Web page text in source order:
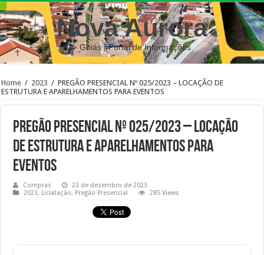
Nova Aurora
– Goiás | Portal de Informações
Home / 2023 / PREGÃO PRESENCIAL Nº 025/2023 – LOCAÇÃO DE
ESTRUTURA E APARELHAMENTOS PARA EVENTOS
PREGÃO PRESENCIAL Nº 025/2023 – LOCAÇÃO
DE ESTRUTURA E APARELHAMENTOS PARA
EVENTOS
Compras
22 de dezembro de 2023
2023, Liciatação, Pregão Presencial 285 Views